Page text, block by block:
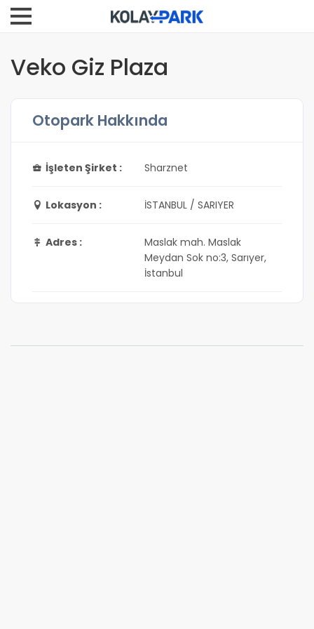
Veko Giz Plaza
Otopark Hakkında
İşleten Şirket : Sharznet
Lokasyon : İSTANBUL / SARIYER
Adres :
Maslak mah. Maslak
Meydan Sok no:3, Sarıyer,
İstanbul